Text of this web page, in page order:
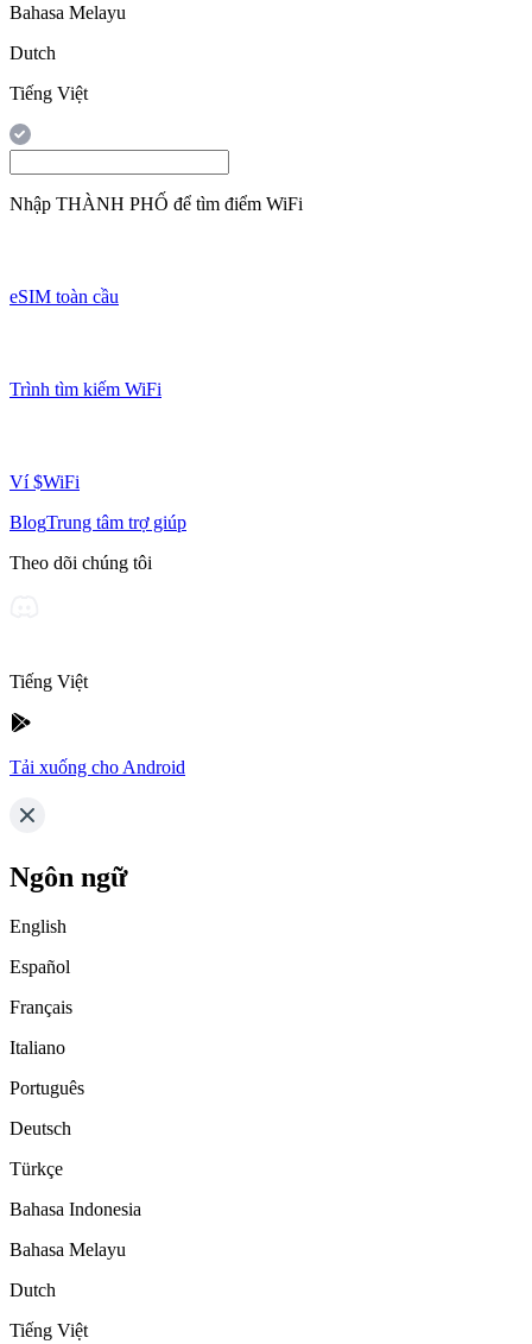
Bahasa Melayu
Dutch
Tiếng Việt
Nhập THÀNH PHỐ để tìm điểm WiFi
eSIM toàn cầu
Trình tìm kiếm WiFi
Ví $WiFi
BlogTrung tâm trợ giúp
Theo dõi chúng tôi
Tiếng Việt
Tải xuống cho Android
Ngôn ngữ
English
Español
Français
Italiano
Português
Deutsch
Türkçe
Bahasa Indonesia
Bahasa Melayu
Dutch
Tiếng Việt